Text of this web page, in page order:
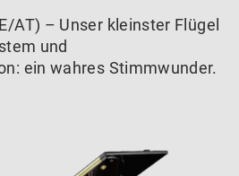
AT) – Unser kleinster Flügel
und
ein wahres Stimmwunder.